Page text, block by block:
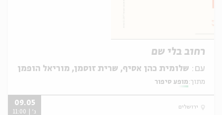
רחוב בלי שם
עם:
מתוך: מופע סיפור
ירושלים
09.05
ג' | 11:00